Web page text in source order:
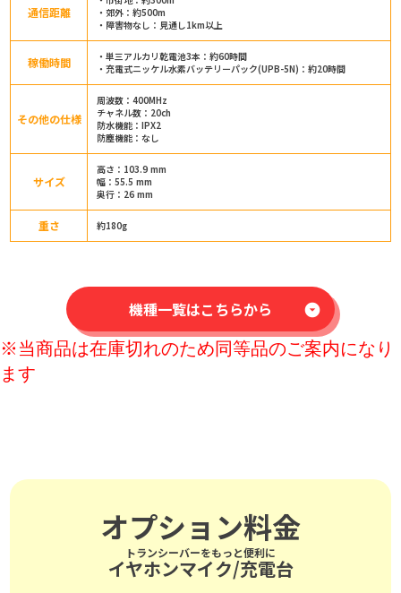
通信距離
・郊外：約500m
・障害物なし：見通し1km以上
稼働時間
・単三アルカリ乾電池3本：約60時間
・充電式ニッケル水素バッテリーパック(UPB-5N)：約20時間
その他の仕様
周波数：400MHz
チャネル数：20ch
防水機能：IPX2
防塵機能：なし
サイズ
高さ：103.9 mm
幅：55.5 mm
奥行：26 mm
重さ 約180g
機種一覧はこちらから arrow_drop_down_circle
※当商品は在庫切れのため同等品のご案内になり
ます
オプション料金
トランシーバーをもっと便利に
イヤホンマイク/充電台